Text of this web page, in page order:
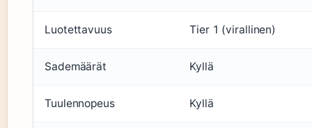
Luotettavuus Tier 1 (virallinen)
Sademäärät Kyllä
Tuulennopeus Kyllä